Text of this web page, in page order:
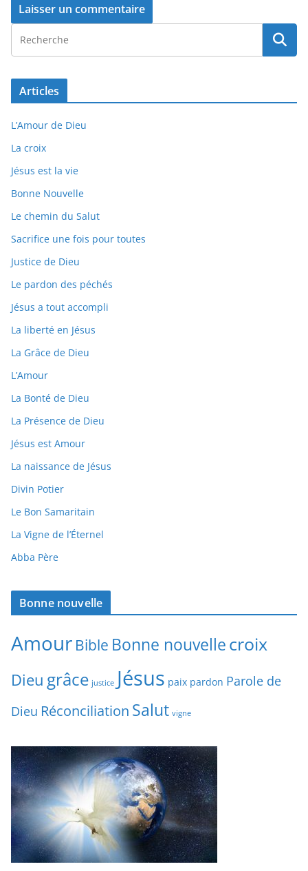
Articles
L’Amour de Dieu
La croix
Jésus est la vie
Bonne Nouvelle
Le chemin du Salut
Sacrifice une fois pour toutes
Justice de Dieu
Le pardon des péchés
Jésus a tout accompli
La liberté en Jésus
La Grâce de Dieu
L’Amour
La Bonté de Dieu
La Présence de Dieu
Jésus est Amour
La naissance de Jésus
Divin Potier
Le Bon Samaritain
La Vigne de l’Éternel
Abba Père
Bonne nouvelle
Amour Bible Bonne nouvellecroix
Dieu grâce justice Jésus paix pardon Parole de
Dieu Réconciliation Salut vigne